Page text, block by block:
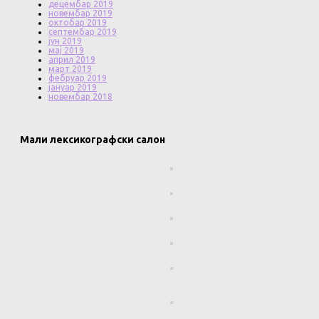
децембар 2019
новембар 2019
октобар 2019
септембар 2019
јун 2019
мај 2019
април 2019
март 2019
фебруар 2019
јануар 2019
новембар 2018
Мали лексикографски салон